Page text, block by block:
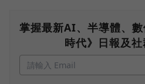
掌握最新AI、半導體、
時代》日報及